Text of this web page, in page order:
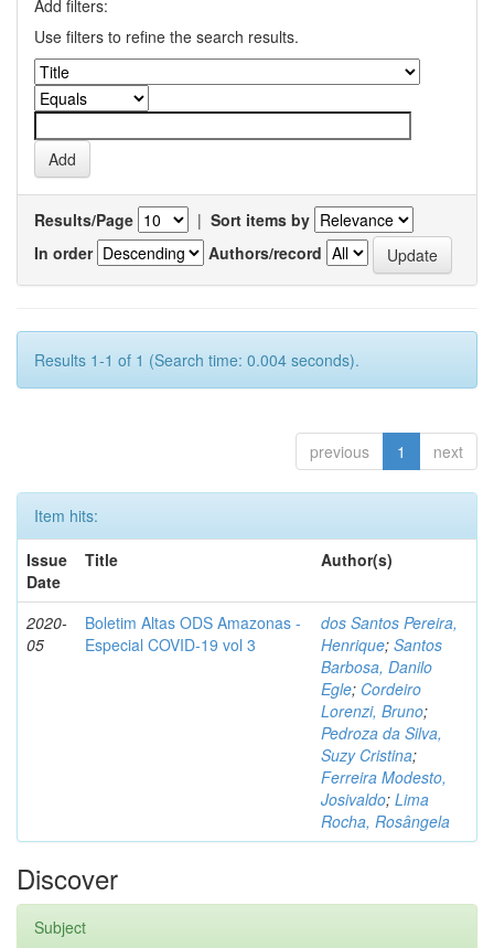
Add filters:
Use filters to refine the search results.
Results/Page | Sort items by
In order
Authors/record
Results 1-1 of 1 (Search time: 0.004 seconds).
previous 1 next
Item hits:
Issue
Date
Title Author(s)
2020-
05
Boletim Altas ODS Amazonas -
Especial COVID-19 vol 3
dos Santos Pereira,
Henrique; Santos
Barbosa, Danilo
Egle; Cordeiro
Lorenzi, Bruno;
Pedroza da Silva,
Suzy Cristina;
Ferreira Modesto,
Josivaldo; Lima
Rocha, Rosângela
Discover
Subject